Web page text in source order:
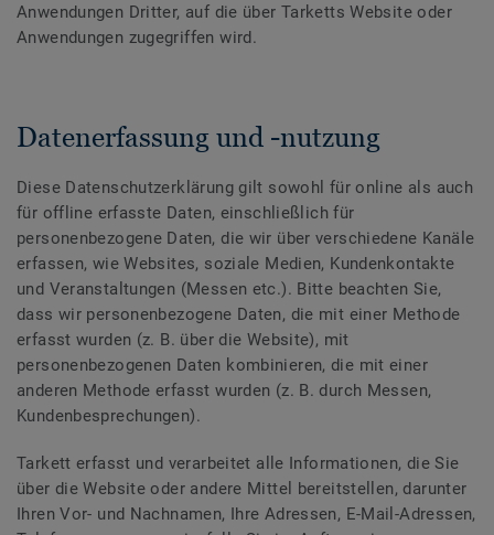
Anwendungen Dritter, auf die über Tarketts Website oder
Anwendungen zugegriffen wird.
Datenerfassung und -nutzung
Diese Datenschutzerklärung gilt sowohl für online als auch
für offline erfasste Daten, einschließlich für
personenbezogene Daten, die wir über verschiedene Kanäle
erfassen, wie Websites, soziale Medien, Kundenkontakte
und Veranstaltungen (Messen etc.). Bitte beachten Sie,
dass wir personenbezogene Daten, die mit einer Methode
erfasst wurden (z. B. über die Website), mit
personenbezogenen Daten kombinieren, die mit einer
anderen Methode erfasst wurden (z. B. durch Messen,
Kundenbesprechungen).
Tarkett erfasst und verarbeitet alle Informationen, die Sie
über die Website oder andere Mittel bereitstellen, darunter
Ihren Vor- und Nachnamen, Ihre Adressen, E-Mail-Adressen,